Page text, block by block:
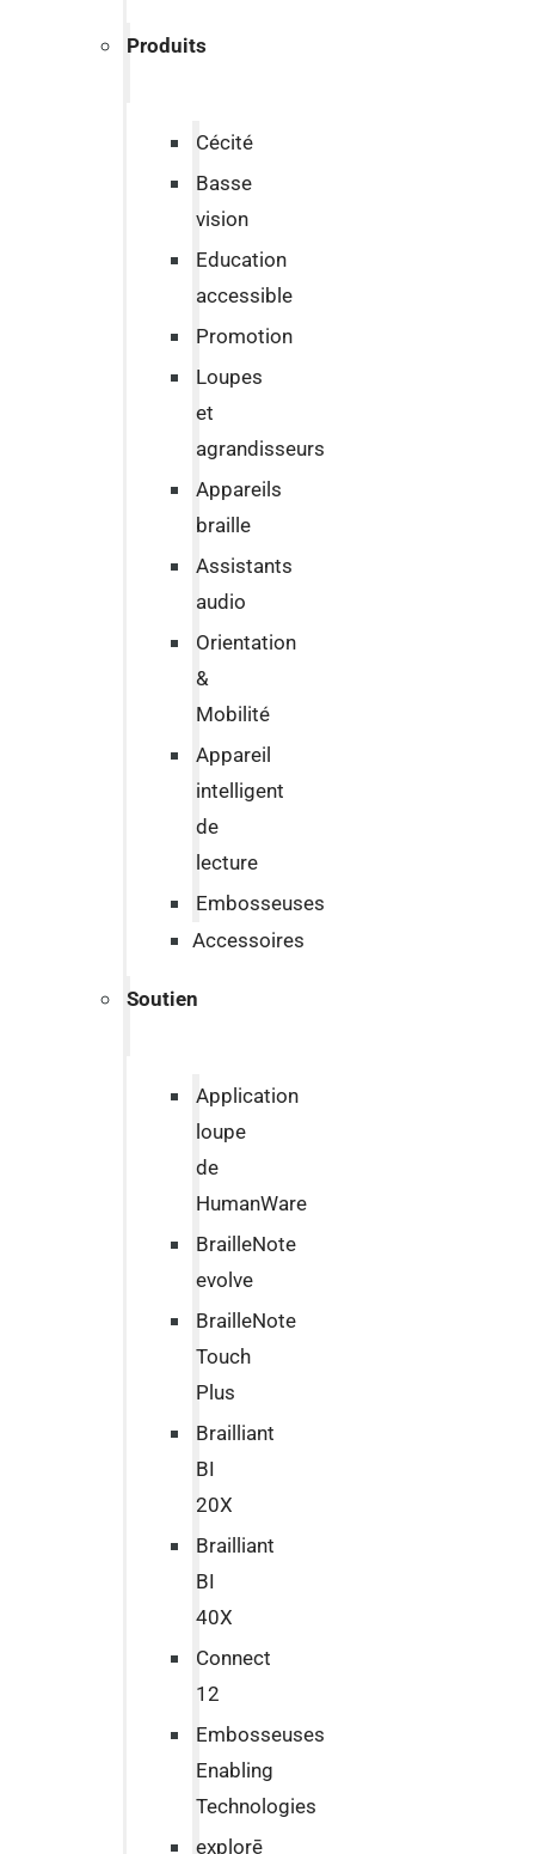
Produits
Cécité
Basse
vision
Education
accessible
Promotion
Loupes
et
agrandisseurs
Appareils
braille
Assistants
audio
Orientation
&
Mobilité
Appareil
intelligent
de
lecture
Embosseuses
Accessoires
Soutien
Application
loupe
de
HumanWare
BrailleNote
evolve
BrailleNote
Touch
Plus
Brailliant
BI
20X
Brailliant
BI
40X
Connect
12
Embosseuses
Enabling
Technologies
explorē